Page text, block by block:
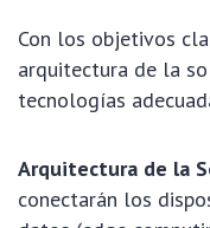
Con los objetivos
arquitectura de la
tecnologías
Arquitectura de la
conectarán los